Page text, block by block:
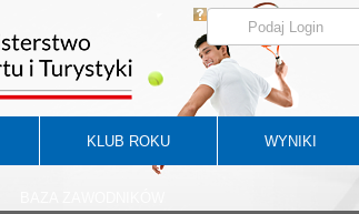
KLUB ROKU WYNIKI